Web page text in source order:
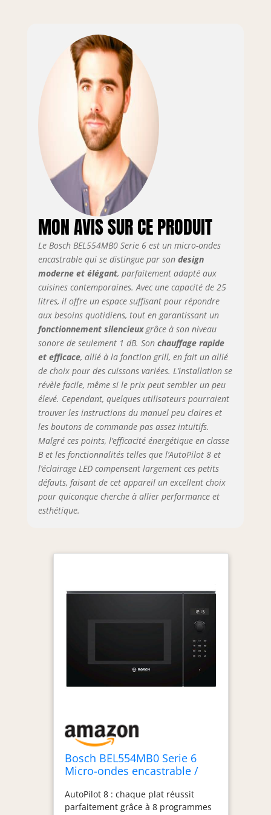
: intérieur facile à nettoyer grâce aux
surfaces lisses et aux bords
tranchants
MON AVIS SUR CE PRODUIT
Le Bosch BEL554MB0 Serie 6 est un micro-ondes
encastrable qui se distingue par son design
moderne et élégant, parfaitement adapté aux
cuisines contemporaines. Avec une capacité de 25
litres, il offre un espace suffisant pour répondre
aux besoins quotidiens, tout en garantissant un
fonctionnement silencieuxgrâce à son niveau
sonore de seulement 1 dB. Son chauffage rapide
et efficace, allié à la fonction grill, en fait un allié
de choix pour des cuissons variées. L’installation se
révèle facile, même si le prix peut sembler un peu
élevé. Cependant, quelques utilisateurs pourraient
trouver les instructions du manuel peu claires et
les boutons de commande pas assez intuitifs.
Malgré ces points, l’efficacité énergétique en classe
B et les fonctionnalités telles que l’AutoPilot 8 et
l’éclairage LED compensent largement ces petits
défauts, faisant de cet appareil un excellent choix
pour quiconque cherche à allier performance et
esthétique.
Bosch BEL554MB0 Serie 6
Micro-ondes encastrable /
31,5 cm/Butée de porte
gauche/noir/AutoPilot 8 /
AutoPilot 8 : chaque plat réussit
parfaitement grâce à 8 programmes